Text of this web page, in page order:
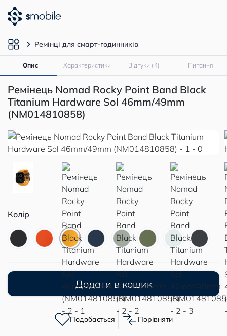
Ремінці для смарт-годинників
Опис Характеристики Відгуки (4) Питання
Ремінець Nomad Rocky Point Band Black
Titanium Hardware Sol 46mm/49mm
(NM014810858)
Колір
Додати в кошик
Подобається Порівняти